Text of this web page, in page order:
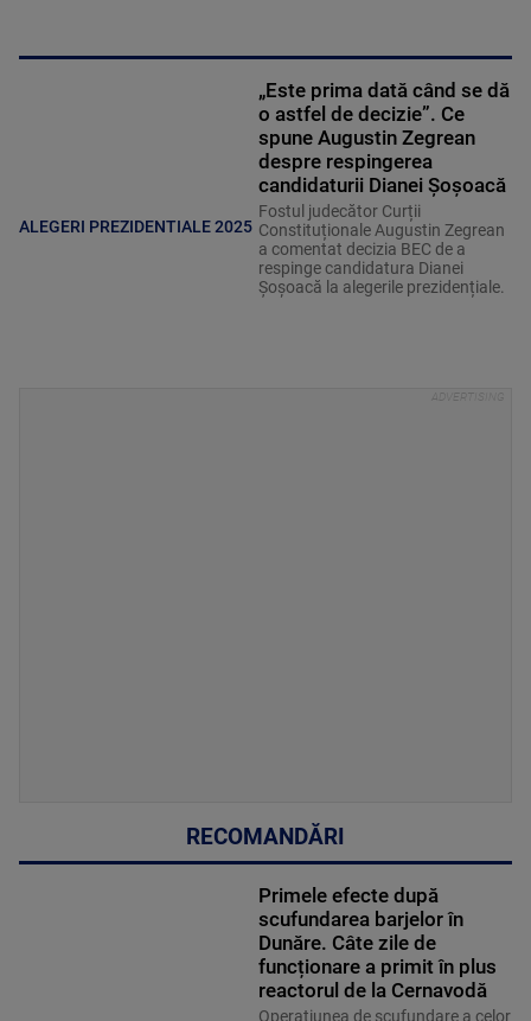
ALEGERI PREZIDENTIALE 2025
„Este prima dată când se dă
o astfel de decizie”. Ce
spune Augustin Zegrean
despre respingerea
candidaturii Dianei Șoșoacă
Fostul judecător Curții
Constituționale Augustin Zegrean
a comentat decizia BEC de a
respinge candidatura Dianei
Șoșoacă la alegerile prezidențiale.
RECOMANDĂRI
Primele efecte după
scufundarea barjelor în
Dunăre. Câte zile de
funcționare a primit în plus
reactorul de la Cernavodă
Operațiunea de scufundare a celor